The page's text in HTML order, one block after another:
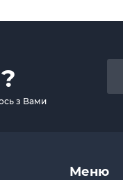
з Вами
Меню